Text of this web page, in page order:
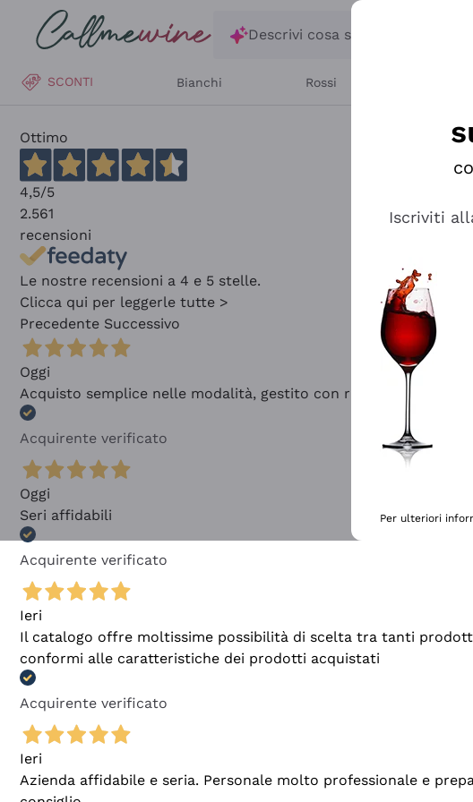
Salta al contenuto principale
Descrivi cosa stai cercando
SCONTI Bianchi Rossi
Ottimo
4,5/5
2.561
recensioni
Le nostre recensioni a 4 e 5 stelle.
Clicca qui per leggerle tutte >
Precedente Successivo
Oggi
Acquisto semplice nelle modalità, gestito con rapidità e
Acquirente verificato
Oggi
Seri affidabili
Acquirente verificato
Ieri
Il catalogo offre moltissime possibilità di scelta tra tanti
conformi alle caratteristiche dei prodotti acquistati
Acquirente verificato
Ieri
Azienda affidabile e seria. Personale molto professionale e
Iscriviti
Per ulteriori